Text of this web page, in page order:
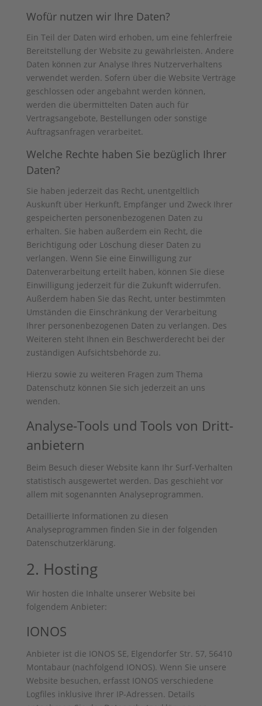
Wofür nutzen wir Ihre Daten?
Ein Teil der Daten wird erhoben, um eine fehlerfreie
Bereitstellung der Website zu gewährleisten. Andere
Daten können zur Analyse Ihres Nutzerverhaltens
verwendet werden. Sofern über die Website Verträge
geschlossen oder angebahnt werden können,
werden die übermittelten Daten auch für
Vertragsangebote, Bestellungen oder sonstige
Auftragsanfragen verarbeitet.
Welche Rechte haben Sie bezüglich Ihrer
Daten?
Sie haben jederzeit das Recht, unentgeltlich
Auskunft über Herkunft, Empfänger und Zweck Ihrer
gespeicherten personenbezogenen Daten zu
erhalten. Sie haben außerdem ein Recht, die
Berichtigung oder Löschung dieser Daten zu
verlangen. Wenn Sie eine Einwilligung zur
Datenverarbeitung erteilt haben, können Sie diese
Einwilligung jederzeit für die Zukunft widerrufen.
Außerdem haben Sie das Recht, unter bestimmten
Umständen die Einschränkung der Verarbeitung
Ihrer personenbezogenen Daten zu verlangen. Des
Weiteren steht Ihnen ein Beschwerderecht bei der
zuständigen Aufsichtsbehörde zu.
Hierzu sowie zu weiteren Fragen zum Thema
Datenschutz können Sie sich jederzeit an uns
wenden.
Analyse-Tools und Tools von Dritt­
anbietern
Beim Besuch dieser Website kann Ihr Surf-Verhalten
statistisch ausgewertet werden. Das geschieht vor
allem mit sogenannten Analyseprogrammen.
Detaillierte Informationen zu diesen
Analyseprogrammen finden Sie in der folgenden
Datenschutzerklärung.
2. Hosting
Wir hosten die Inhalte unserer Website bei
folgendem Anbieter:
IONOS
Anbieter ist die IONOS SE, Elgendorfer Str. 57, 56410
Montabaur (nachfolgend IONOS). Wenn Sie unsere
Website besuchen, erfasst IONOS verschiedene
Logfiles inklusive Ihrer IP-Adressen. Details